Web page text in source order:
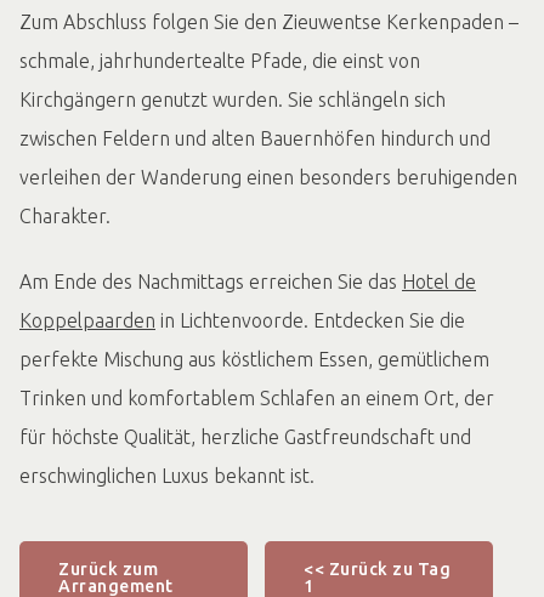
Zum Abschluss folgen Sie den Zieuwentse Kerkenpaden –
schmale, jahrhundertealte Pfade, die einst von
Kirchgängern genutzt wurden. Sie schlängeln sich
zwischen Feldern und alten Bauernhöfen hindurch und
verleihen der Wanderung einen besonders beruhigenden
Charakter.
Am Ende des Nachmittags erreichen Sie das Hotel de
Koppelpaarden in Lichtenvoorde. Entdecken Sie die
perfekte Mischung aus köstlichem Essen, gemütlichem
Trinken und komfortablem Schlafen an einem Ort, der
für höchste Qualität, herzliche Gastfreundschaft und
erschwinglichen Luxus bekannt ist.
Zurück zum
Arrangement
<< Zurück zu Tag
1